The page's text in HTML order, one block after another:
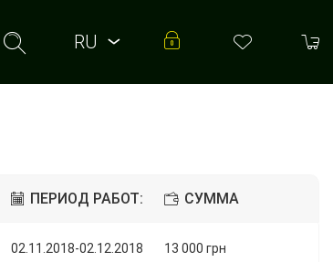
RU
ПЕРИОД РАБОТ: СУММА
02.11.2018-02.12.2018 13 000 грн